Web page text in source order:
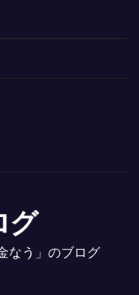
グ
なう」のブログ